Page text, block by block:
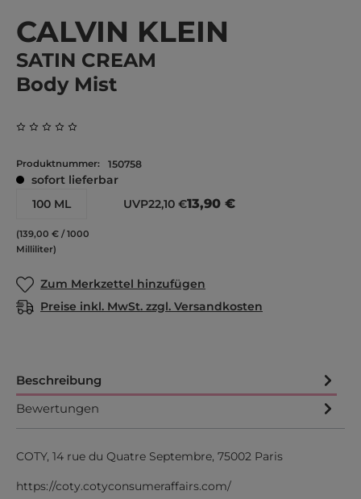
CALVIN KLEIN
SATIN CREAM
Body Mist
Produktnummer: 150758
sofort lieferbar
100 ML
(139,00 € / 1000
Milliliter)
UVP22,10 €13,90 €
Zum Merkzettel hinzufügen
Preise inkl. MwSt. zzgl. Versandkosten
Beschreibung
Bewertungen
COTY, 14 rue du Quatre Septembre, 75002 Paris
https://coty.cotyconsumeraffairs.com/